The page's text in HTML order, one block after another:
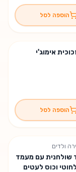
הוספה לסל
אימוג'י
הוספה לסל
אחת
ולדים
שולחנית עם מעמד
וכוס לעטים